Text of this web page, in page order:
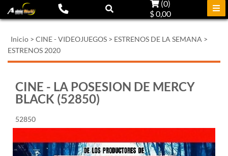
(0)
$ 0,00
Inicio > CINE - VIDEOJUEGOS > ESTRENOS DE LA SEMANA >
ESTRENOS 2020
CINE - LA POSESION DE MERCY
BLACK (52850)
52850